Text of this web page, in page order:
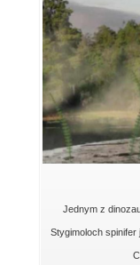
Jednym z
Stygimoloch spinifer